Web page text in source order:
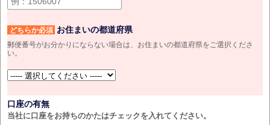
どちらか必須 お住まいの都道府県
郵便番号がお分かりにならない場合は、お住まいの都道府県をご選択くださ
い。
口座の有無
当社に口座をお持ちのかたはチェックを入れてください。